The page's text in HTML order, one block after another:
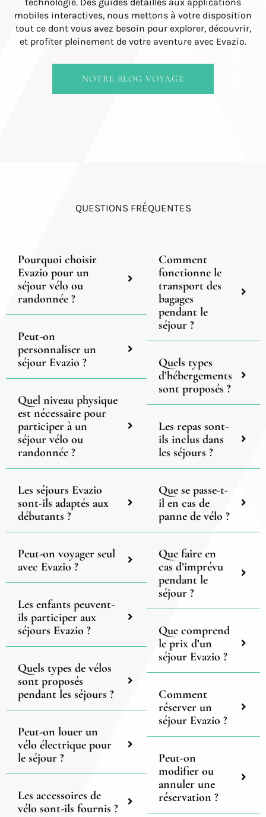
technologie. Des guides détaillés aux applications
mobiles interactives, nous mettons à votre disposition
tout ce dont vous avez besoin pour explorer, découvrir,
et profiter pleinement de votre aventure avec Evazio.
NOTRE BLOG VOYAGE
QUESTIONS FRÉQUENTES
Pourquoi choisir
Evazio pour un
séjour vélo ou
randonnée ?
Peut-on
personnaliser un
séjour Evazio ?
Quel niveau physique
est nécessaire pour
participer à un
séjour vélo ou
randonnée ?
Les séjours Evazio
sont-ils adaptés aux
débutants ?
Peut-on voyager seul
avec Evazio ?
Les enfants peuvent-
ils participer aux
séjours Evazio ?
Quels types de vélos
sont proposés
pendant les séjours ?
Peut-on louer un
vélo électrique pour
le séjour ?
Les accessoires de
vélo sont-ils fournis ?
Comment
fonctionne le
transport des
bagages
pendant le
séjour ?
Quels types
d’hébergements
sont proposés ?
Les repas sont-
ils inclus dans
les séjours ?
Que se passe-t-
il en cas de
panne de vélo ?
Que faire en
cas d’imprévu
pendant le
séjour ?
Que comprend
le prix d’un
séjour Evazio ?
Comment
réserver un
séjour Evazio ?
Peut-on
modifier ou
annuler une
réservation ?